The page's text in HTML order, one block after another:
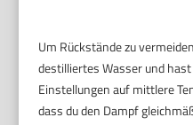
Um Rückstände zu
destilliertes Wasser und
Einstellungen auf mittlere
dass du den Dampf